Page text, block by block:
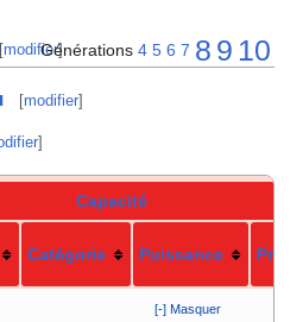
[modifier]
Générations 4 5 6 7 8 9 10
[modifier]
]
Capacité
Catégorie Puissance
[-] Masquer